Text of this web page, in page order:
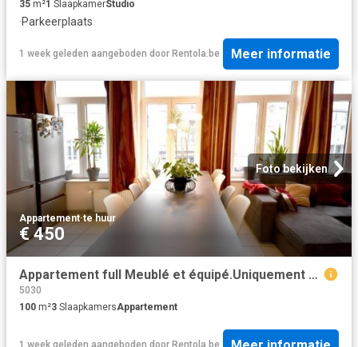
35 m²1 SlaapkamerStudio
·Parkeerplaats
1 week geleden aangeboden door Rentola.be Meer informatie
Foto bekijken
Appartement·te huur
€ 450
Appartement full Meublé et équipé.Uniquement pour étudiants
5030
100 m²3 SlaapkamersAppartement
1 week geleden aangeboden door Rentola.be